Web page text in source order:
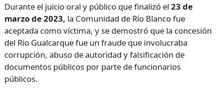
Durante el juicio oral y público que finalizó el 23 de
marzo de 2023, la Comunidad de Río Blanco fue
aceptada como víctima, y se demostró que la concesión
del Río Gualcarque fue un fraude que involucraba
corrupción, abuso de autoridad y falsificación de
documentos públicos por parte de funcionarios
públicos.